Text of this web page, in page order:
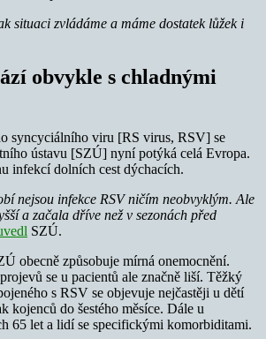
situaci zvládáme a máme dostatek lůžek i
obvykle s chladnými
syncyciálního viru [RS virus, RSV] se
ústavu [SZÚ] nyní potýká celá Evropa.
infekcí dolních cest dýchacích.
nejsou infekce RSV ničím neobvyklým. Ale
a začala dříve než v sezonách před
SZÚ.
obecně způsobuje mírná onemocnění.
se u pacientů ale značně liší. Těžký
s RSV se objevuje nejčastěji u dětí
kojenců do šestého měsíce. Dále u
65 let a lidí se specifickými komorbiditami.